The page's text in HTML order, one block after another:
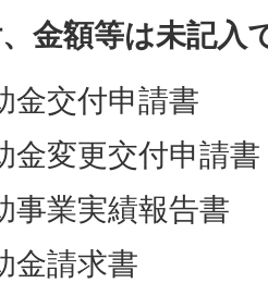
金額等は未記入
金交付申請書
金変更交付申請書
事業実績報告書
金請求書